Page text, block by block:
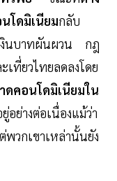
โดมิเนียมกลับ
งินบาทผันผวน กฎ
เที่ยวไทยลดลงโดย
ดคอนโดมิเนียมใน
อย่างต่อเนื่องแม้ว่า
วกเขาเหล่านั้นยัง